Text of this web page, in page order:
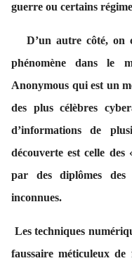
guerre ou certains
D’un autre côté, on
phénomène dans le
Anonymous qui est un
des plus célèbres
d’informations de
découverte est celle
par des diplômes des
inconnues.
Les techniques
faussaire méticuleux